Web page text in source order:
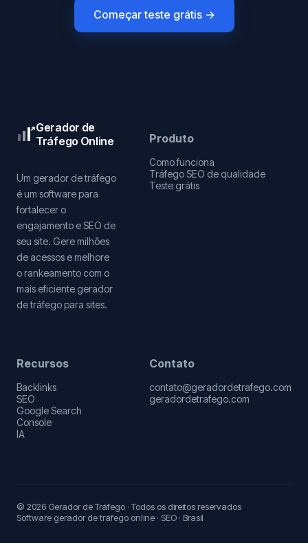
Começar teste grátis →
Gerador de
Tráfego Online
Um gerador de tráfego
é um software para
fortalecer o
engajamento e SEO de
seu site. Gere milhões
de acessos e melhore
o rankeamento com o
mais eficiente gerador
de tráfego para sites.
Produto
Como funciona
Tráfego SEO de qualidade
Teste grátis
Recursos
Backlinks
SEO
Google Search
Console
IA
Contato
contato@geradordetrafego.com
geradordetrafego.com
© 2026 Gerador de Tráfego · Todos os direitos reservados
Software gerador de tráfego online · SEO · Brasil